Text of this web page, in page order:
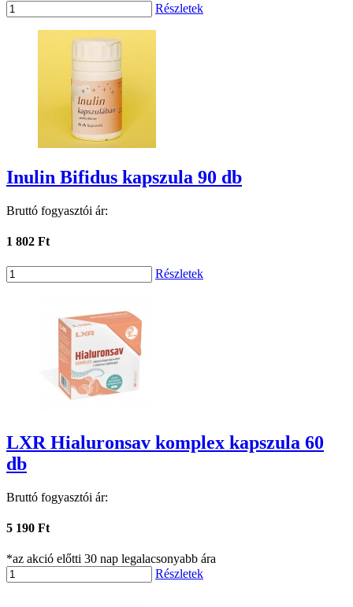
Részletek
Inulin Bifidus kapszula 90 db
Bruttó fogyasztói ár:
1 802 Ft
Részletek
LXR Hialuronsav komplex kapszula 60
db
Bruttó fogyasztói ár:
5 190 Ft
*az akció előtti 30 nap legalacsonyabb ára
Részletek